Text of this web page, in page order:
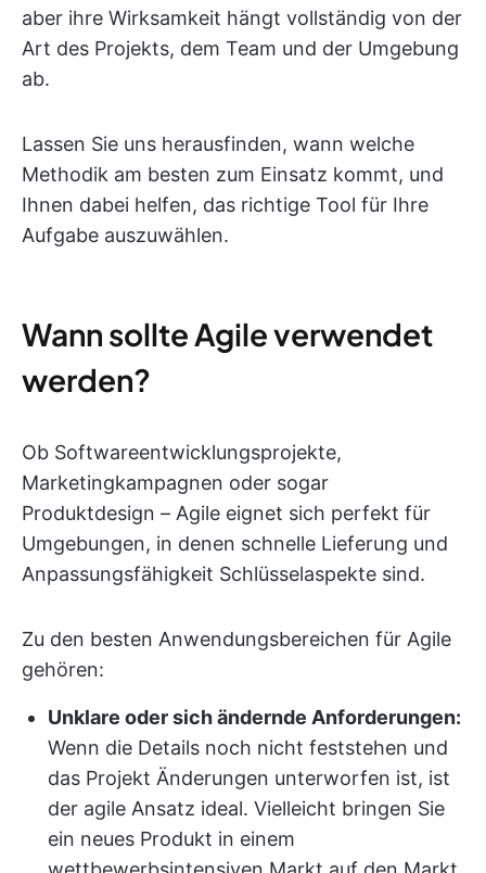
aber ihre Wirksamkeit hängt vollständig von der
Art des Projekts, dem Team und der Umgebung
ab.
Lassen Sie uns herausfinden, wann welche
Methodik am besten zum Einsatz kommt, und
Ihnen dabei helfen, das richtige Tool für Ihre
Aufgabe auszuwählen.
Wann sollte Agile verwendet
werden?
Ob Softwareentwicklungsprojekte,
Marketingkampagnen oder sogar
Produktdesign – Agile eignet sich perfekt für
Umgebungen, in denen schnelle Lieferung und
Anpassungsfähigkeit Schlüsselaspekte sind.
Zu den besten Anwendungsbereichen für Agile
gehören:
Unklare oder sich ändernde Anforderungen:
Wenn die Details noch nicht feststehen und
das Projekt Änderungen unterworfen ist, ist
der agile Ansatz ideal. Vielleicht bringen Sie
ein neues Produkt in einem